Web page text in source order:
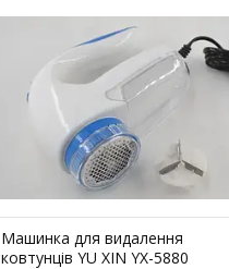
Машинка для видалення
ковтунців YU XIN YX-5880